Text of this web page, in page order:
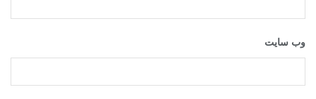
وب‌ سایت